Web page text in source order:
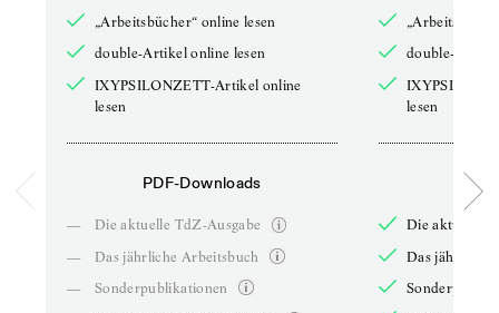
„Arbeitsbücher“ online lesen
double-Artikel online lesen
IXYPSILONZETT-Artikel online
lesen
PDF-Downloads
—
Die aktuelle TdZ-Ausgabe
—
Das jährliche Arbeitsbuch
—
Sonderpublikationen
double-
lesen
Die aktuelle
Das jährliche